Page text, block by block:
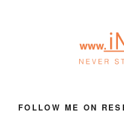
FOLLOW ME ON